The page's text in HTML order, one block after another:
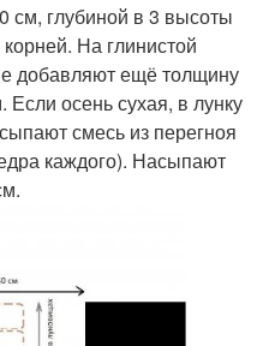
см, глубиной в 3 высоты
На глинистой
добавляют ещё толщину
осень сухая, в лунку
смесь из перегноя
каждого). Насыпают